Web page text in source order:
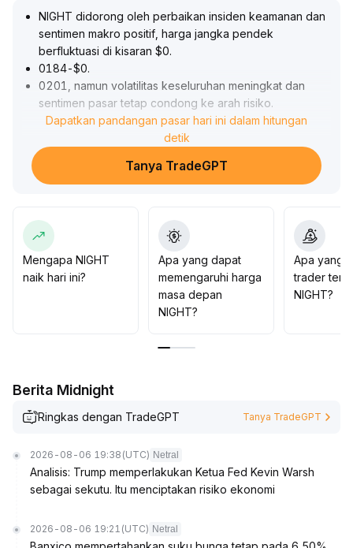
NIGHT didorong oleh perbaikan insiden keamanan dan
sentimen makro positif, harga jangka pendek
berfluktuasi di kisaran $0.
0184-$0.
0201, namun volatilitas keseluruhan meningkat dan
sentimen pasar tetap condong ke arah risiko.
Dari sisi teknikal, tekanan penurunan dan
ketidaksepakatan antara bull dan bear terlihat jelas;
support kunci di $0
02009-$0
02175 secara efektif, risiko penurunan lanjutan tetap
ada.
Disarankan agar investor memperhatikan kebijakan,
arus dana, dan kejelasan regulasi, melakukan alokasi
secara hati-hati, serta menunggu sinyal pengetatan risk
Dapatkan pandangan pasar hari ini dalam hitungan
detik
Tanya TradeGPT
Mengapa NIGHT
naik hari ini?
Apa yang dapat
memengaruhi harga
masa depan
NIGHT?
Apa yang
trader
NIGHT?
Berita Midnight
Ringkas dengan TradeGPT Tanya TradeGPT
2026-08-06 19:38 (UTC) Netral
Analisis: Trump memperlakukan Ketua Fed Kevin Warsh
sebagai sekutu. Itu menciptakan risiko ekonomi
2026-08-06 19:21 (UTC) Netral